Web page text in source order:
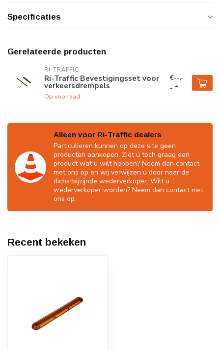
Specificaties
Gerelateerde producten
RI-TRAFFIC
Ri-Traffic Bevestigingsset voor
verkeersdrempels
Op voorraad
€--,-
- *
Alleen voor Ri-Traffic dealers
Particulieren kunnen op deze site geen
producten aankopen. Ziet u toch graag een
product wat u wilt hebben? Neem dan contact
met ons op en wij verwijzen u door naar de
dichstbijzijnde wederverkoper. Wilt u
wederverkoper worden? Neem dan contact met
ons op.
Recent bekeken